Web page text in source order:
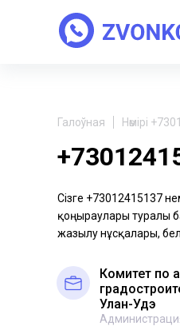
Галоўная Нөмірі
Сізге +73012415137
қоңыраулары туралы
жазылу нұсқалары,
Комитет по
Улан-Удэ